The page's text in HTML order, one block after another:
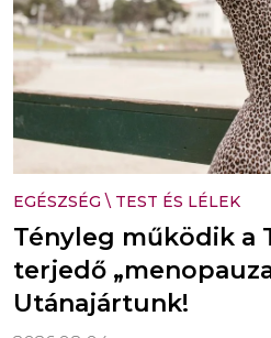
EGÉSZSÉG \ TEST ÉS LÉLEK
Tényleg működik a
terjedő
Utánajártunk!